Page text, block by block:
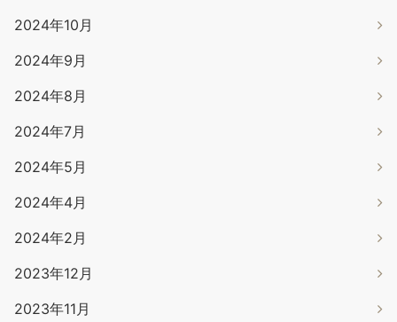
2024年10月
2024年9月
2024年8月
2024年7月
2024年5月
2024年4月
2024年2月
2023年12月
2023年11月